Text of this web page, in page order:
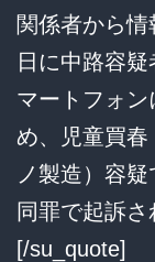
関係者から情
日に中路容
マートフォ
め、児童買
ノ製造）容
同罪で起訴さ
[/su_quote]